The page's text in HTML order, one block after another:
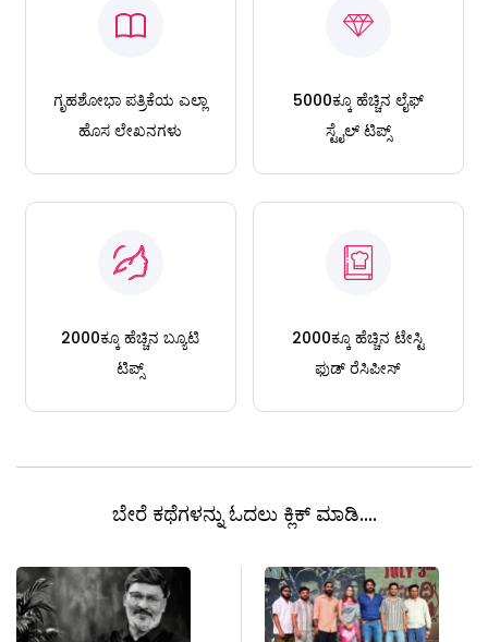
ಗೃಹಶೋಭಾ ಪತ್ರಿಕೆಯ ಎಲ್ಲಾ
ಹೊಸ ಲೇಖನಗಳು
5000ಕ್ಕೂ ಹೆಚ್ಚಿನ ಲೈಫ್
ಸ್ಟೈಲ್ ಟಿಪ್ಸ್
2000ಕ್ಕೂ ಹೆಚ್ಚಿನ ಬ್ಯೂಟಿ
ಟಿಪ್ಸ್
2000ಕ್ಕೂ ಹೆಚ್ಚಿನ ಟೇಸ್ಟಿ
ಫುಡ್ ರೆಸಿಪೀಸ್
ಬೇರೆ ಕಥೆಗಳನ್ನು ಓದಲು ಕ್ಲಿಕ್ ಮಾಡಿ....